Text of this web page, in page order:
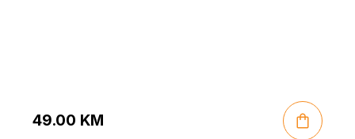
49.00 KM